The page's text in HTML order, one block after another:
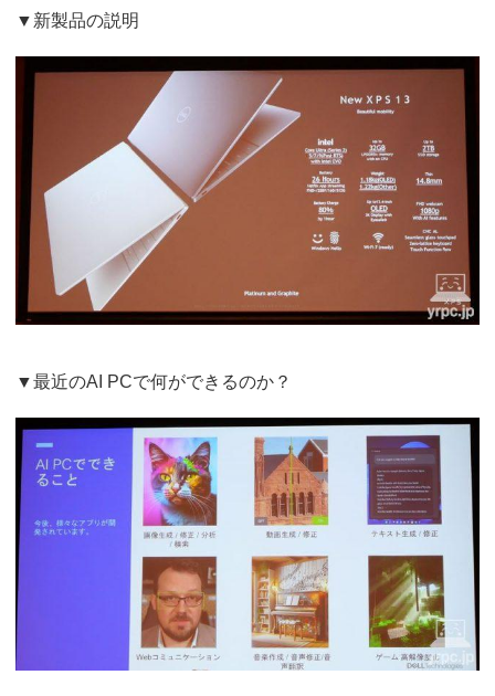
▼新製品の説明
▼最近のAI PCで何ができるのか？